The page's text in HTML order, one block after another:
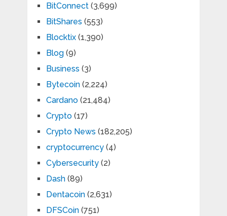
BitConnect(3,699)
BitShares (553)
Blocktix(1,390)
Blog(9)
Business (3)
Bytecoin(2,224)
Cardano(21,484)
Crypto(17)
Crypto News (182,205)
cryptocurrency(4)
Cybersecurity(2)
Dash(89)
Dentacoin(2,631)
DFSCoin(751)